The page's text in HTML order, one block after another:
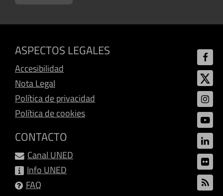
ASPECTOS LEGALES
Accesibilidad
Nota Legal
Política de privacidad
Política de cookies
CONTACTO
Canal UNED
Info UNED
FAQ